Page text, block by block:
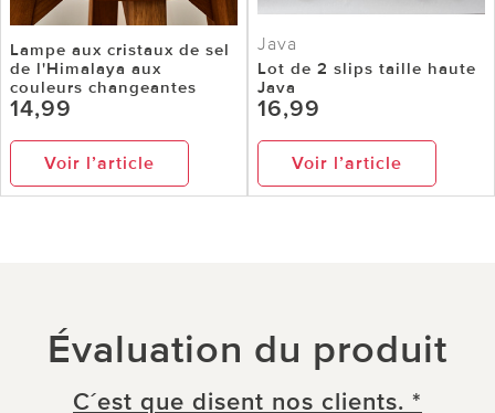
Lampe aux cristaux de sel
de l'Himalaya aux
couleurs changeantes
14,99
Voir l’article
Java
Lot de 2 slips taille haute
Java
16,99
Voir l’article
Évaluation du produit
C´est que disent nos clients. *